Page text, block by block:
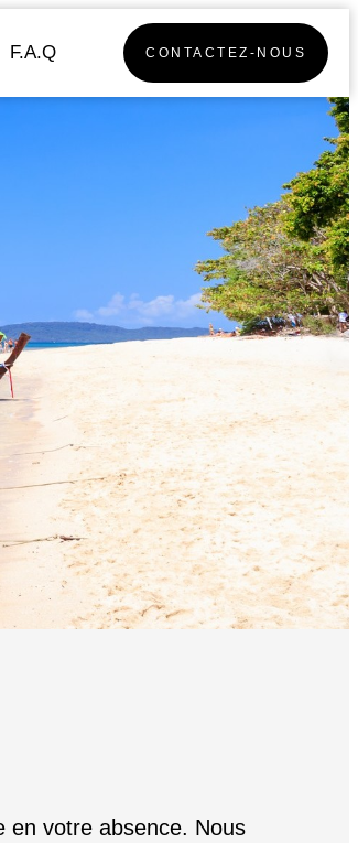
F.A.Q CONTACTEZ-NOUS
en votre absence. Nous